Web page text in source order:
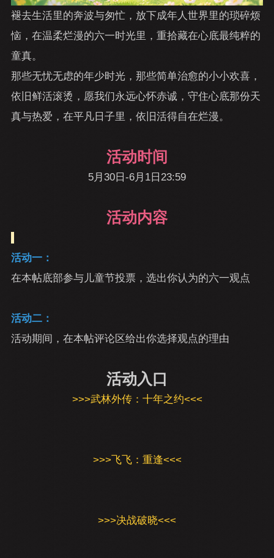
褪去生活里的奔波与匆忙，放下成年人世界里的琐碎烦
恼，在温柔烂漫的六一时光里，重拾藏在心底最纯粹的
童真。
那些无忧无虑的年少时光，那些简单治愈的小小欢喜，
依旧鲜活滚烫，愿我们永远心怀赤诚，守住心底那份天
真与热爱，在平凡日子里，依旧活得自在烂漫。
活动时间
5月30日-6月1日23:59
活动内容
活动一：
在本帖底部参与儿童节投票，选出你认为的六一观点
活动二：
活动期间，在本帖评论区给出你选择观点的理由
活动入口
>>>武林外传：十年之约<<<
>>>飞飞：重逢<<<
>>>决战破晓<<<